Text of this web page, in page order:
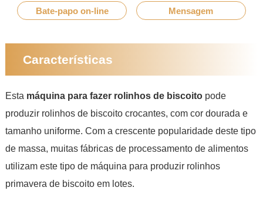
Bate-papo on-line Mensagem
Características
Esta máquina para fazer rolinhos de biscoitopode
produzir rolinhos de biscoito crocantes, com cor dourada e
tamanho uniforme. Com a crescente popularidade deste tipo
de massa, muitas fábricas de processamento de alimentos
utilizam este tipo de máquina para produzir rolinhos
primavera de biscoito em lotes.